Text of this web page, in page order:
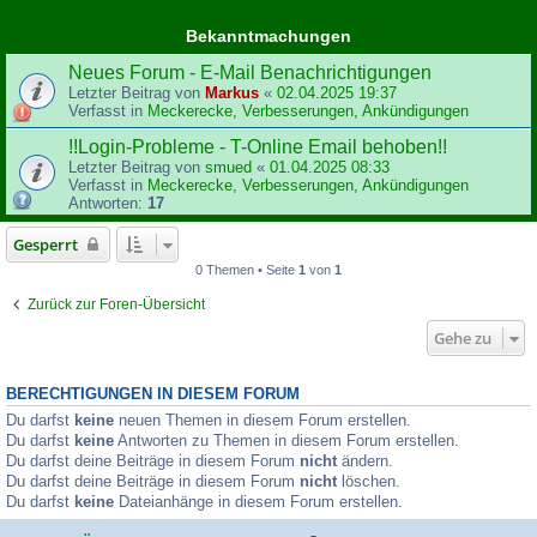
Bekanntmachungen
Neues Forum - E-Mail Benachrichtigungen
Letzter Beitrag von Markus « 02.04.2025 19:37
Verfasst in Meckerecke, Verbesserungen, Ankündigungen
!!Login-Probleme - T-Online Email behoben!!
Letzter Beitrag von smued « 01.04.2025 08:33
Verfasst in Meckerecke, Verbesserungen, Ankündigungen
Antworten: 17
Gesperrt
0 Themen • Seite 1 von 1
Zurück zur Foren-Übersicht
Gehe zu
BERECHTIGUNGEN IN DIESEM FORUM
Du darfst keine neuen Themen in diesem Forum erstellen.
Du darfst keine Antworten zu Themen in diesem Forum erstellen.
Du darfst deine Beiträge in diesem Forum nicht ändern.
Du darfst deine Beiträge in diesem Forum nicht löschen.
Du darfst keine Dateianhänge in diesem Forum erstellen.